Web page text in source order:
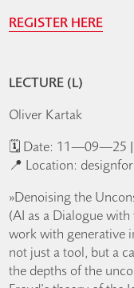
REGISTER HERE
LECTURE (L)
Oliver Kartak
🗓️ Date: 11—09—25 |
📍 Location:
»Denoising the
(AI as a Dialogue
work with generative
not just a tool, but a
the depths of the